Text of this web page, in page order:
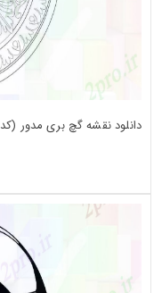
دانلود نقشه گچ بری مدور (کد31032)